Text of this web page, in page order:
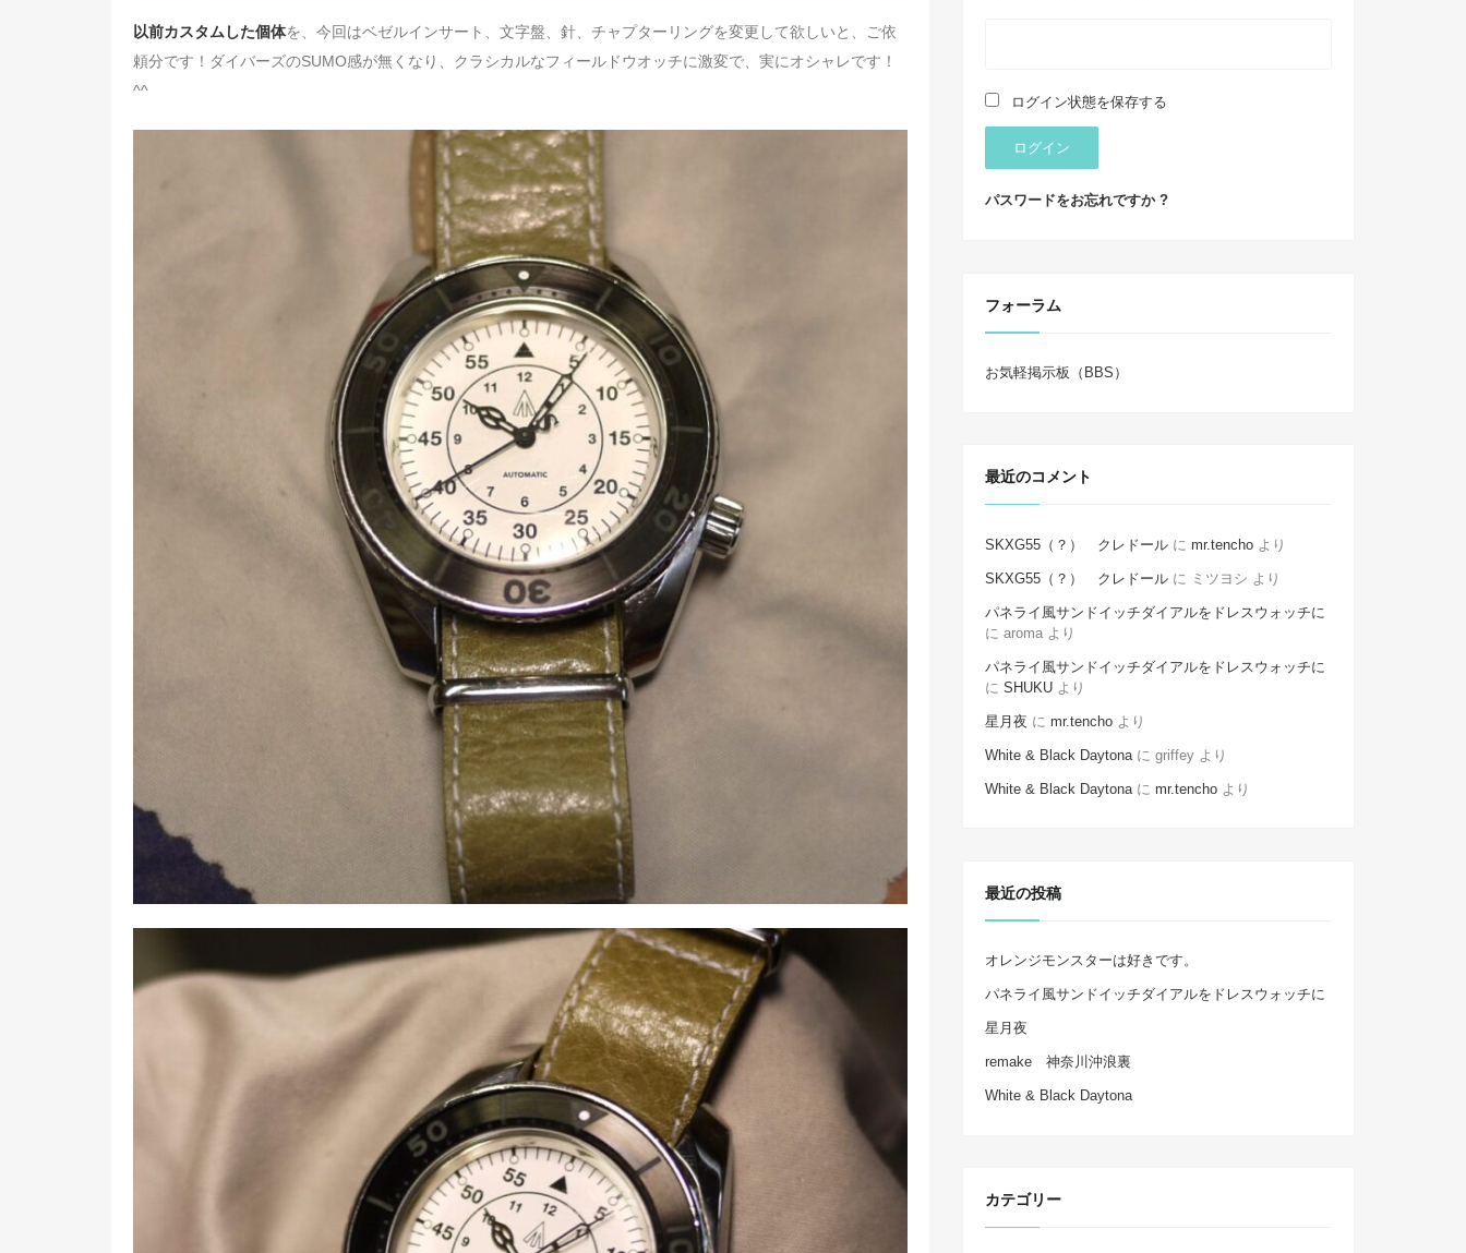
以前カスタムした個体を、今回はベゼルインサート、文字盤、針、チャプターリングを変更して欲しいと、ご依
頼分です！ダイバーズのSUMO感が無くなり、クラシカルなフィールドウオッチに激変で、実にオシャレです！
^^
ログイン状態を保存する
ログイン
パスワードをお忘れですか ?
フォーラム
お気軽掲示板（BBS）
最近のコメント
SKXG55（？） クレドール に mr.tencho より
SKXG55（？） クレドール に ミツヨシ より
パネライ風サンドイッチダイアルをドレスウォッチに
に aroma より
パネライ風サンドイッチダイアルをドレスウォッチに
に SHUKU より
星月夜 に mr.tencho より
White & Black Daytona に griffey より
White & Black Daytona に mr.tencho より
最近の投稿
オレンジモンスターは好きです。
パネライ風サンドイッチダイアルをドレスウォッチに
星月夜
remake 神奈川沖浪裏
White & Black Daytona
カテゴリー